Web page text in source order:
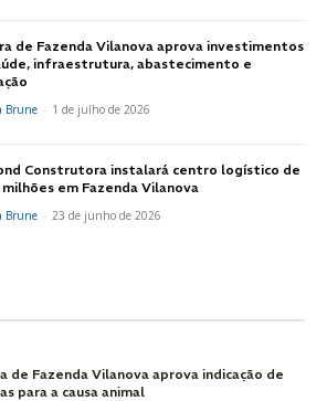
de Fazenda Vilanova aprova investimentos
infraestrutura, abastecimento e
Brune - 1 de julho de 2026
Construtora instalará centro logístico de
milhões em Fazenda Vilanova
Brune - 23 de junho de 2026
de Fazenda Vilanova aprova indicação de
para a causa animal